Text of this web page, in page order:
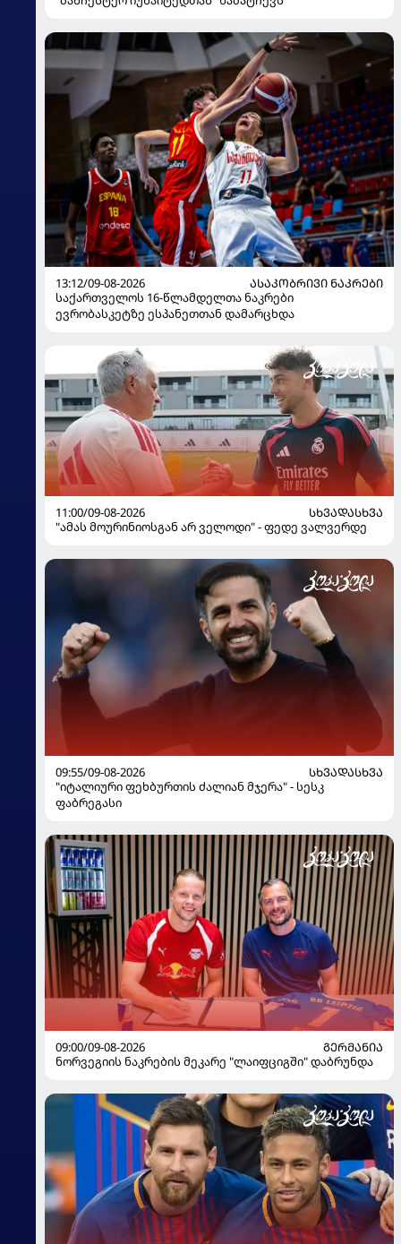
13:12/09-08-2026
ᲐᲡᲐᲙᲝᲑᲠᲘᲕᲘ ᲜᲐᲙᲠᲔᲑᲘ
საქართველოს 16-წლამდელთა ნაკრები
ევრობასკეტზე ესპანეთთან დამარცხდა
11:00/09-08-2026
ᲡᲮᲕᲐᲓᲐᲡᲮᲕᲐ
"ამას მოურინიოსგან არ ველოდი" - ფედე ვალვერდე
09:55/09-08-2026
ᲡᲮᲕᲐᲓᲐᲡᲮᲕᲐ
"იტალიური ფეხბურთის ძალიან მჯერა" - სესკ
ფაბრეგასი
09:00/09-08-2026
ᲒᲔᲠᲛᲐᲜᲘᲐ
ნორვეგიის ნაკრების მეკარე "ლაიფციგში" დაბრუნდა